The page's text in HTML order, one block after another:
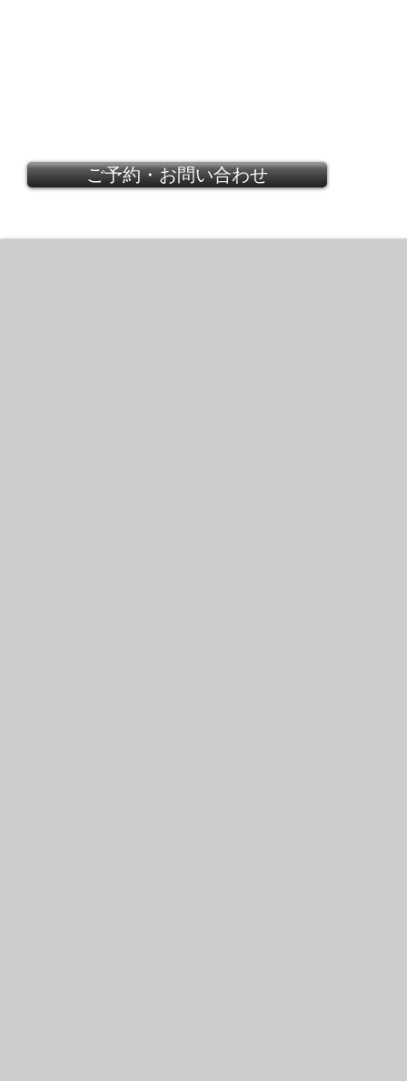
ご予約・お問い合わせ